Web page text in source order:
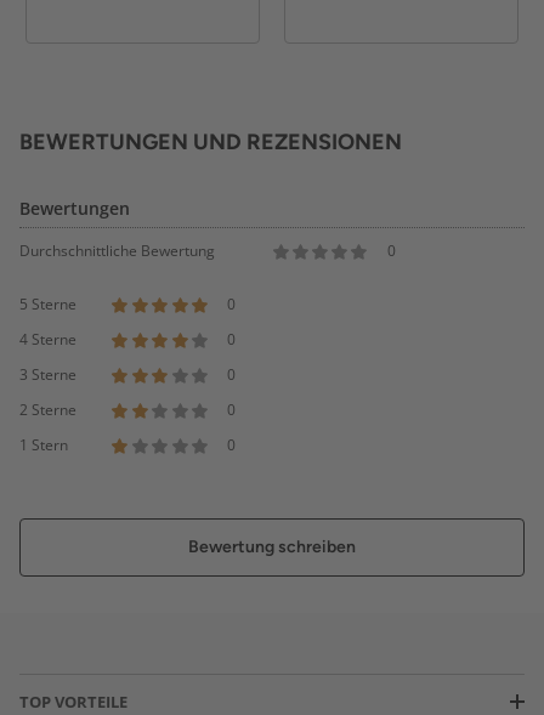
BEWERTUNGEN UND REZENSIONEN
Bewertungen
Durchschnittliche Bewertung 0
5 Sterne
0
4 Sterne
0
3 Sterne
0
2 Sterne
0
1 Stern
0
Bewertung schreiben
TOP VORTEILE